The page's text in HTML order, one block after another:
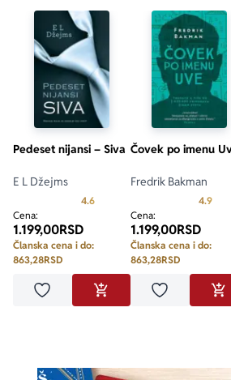
Pedeset nijansi – Siva
E L Džejms
4.6Prosecna ocena je 4.6 od 5
Cena:
1.199,00RSD
Članska cena i do:
863,28RSD
Dodaj u omiljeneDODAJ U KORPU
Čovek po imenu
Fredrik Bakman
4.9
Cena:
1.199,00RSD
Članska cena i do:
863,28RSD
Dodaj u